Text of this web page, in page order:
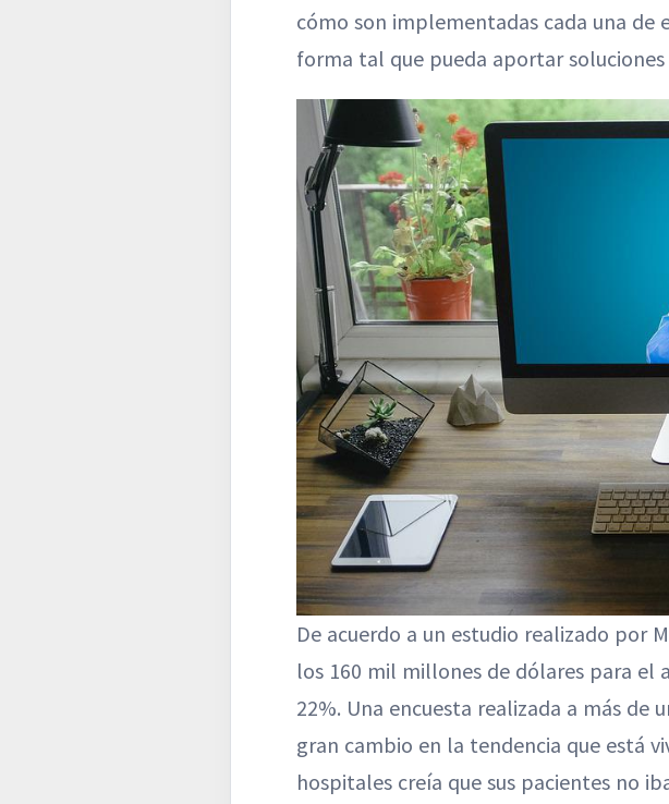
cómo son implementadas cada una
forma tal que pueda aportar
De acuerdo a un estudio realizado por
los 160 mil millones de dólares para el
22%. Una encuesta realizada a más de
gran cambio en la tendencia que está
hospitales creía que sus pacientes no